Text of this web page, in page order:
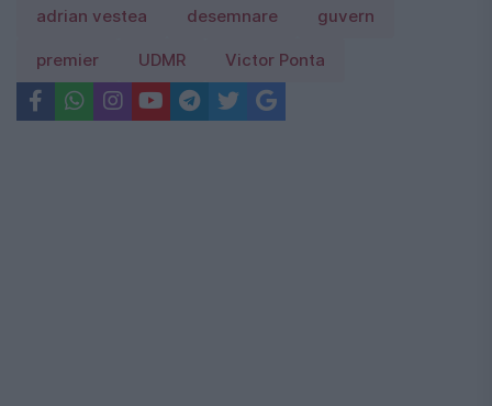
adrian vestea desemnare guvern
premier UDMR Victor Ponta